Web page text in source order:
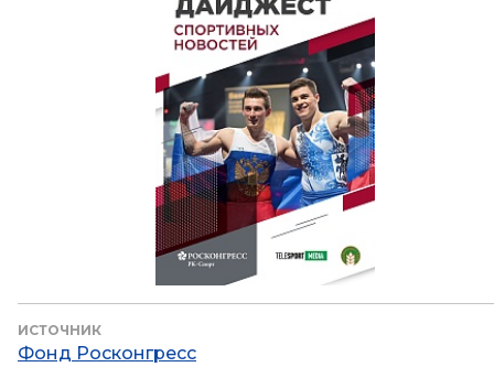
ИСТОЧНИК
Фонд Росконгресс